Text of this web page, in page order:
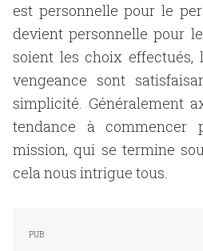
est personnelle pour le
devient personnelle pour
soient les choix
vengeance sont
simplicité. Généralement
tendance à commencer
mission, qui se termine
cela nous intrigue tous.